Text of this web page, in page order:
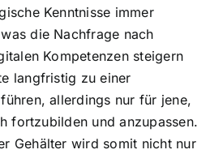
Kenntnisse immer
die Nachfrage nach
Kompetenzen steigern
langfristig zu einer
allerdings nur für jene,
fortzubilden und anzupassen.
Gehälter wird somit nicht nur